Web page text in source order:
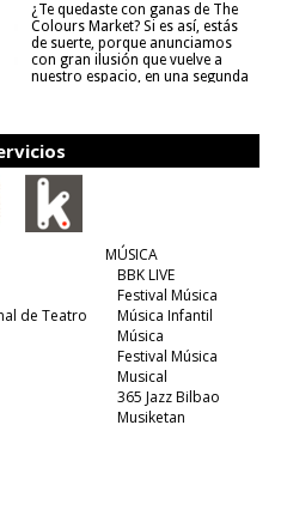
¿Te quedaste con ganas de The
Colours Market? Si es así, estás
de suerte, porque anunciamos
con gran ilusión que vuelve a
nuestro espacio, en una segunda
de Teatro
MÚSICA
BBK LIVE
Festival Música
Música Infantil
Música
Festival Música
Musical
365 Jazz Bilbao
Musiketan